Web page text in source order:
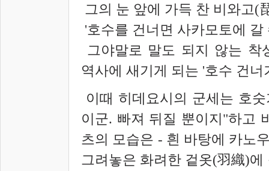
그의 눈 앞에 가득 찬 비와고(
'호수를 건너면 사카모토에 갈
그야말로 말도 되지 않는 착
역사에 새기게 되는 '호수 건
이때 히데요시의 군세는 호
이군. 빠져 뒤질 뿐이지"하고
츠의 모습은 - 흰 바탕에 카노
그려놓은 화려한 겉옷(羽織)